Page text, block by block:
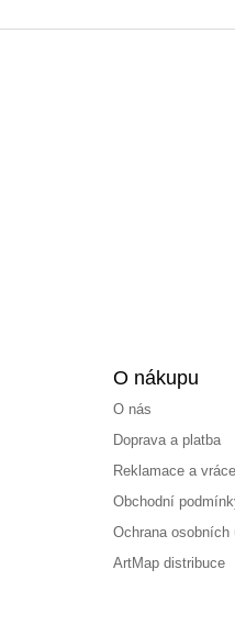
O nákupu
O nás
Doprava a platba
Reklamace a
Obchodní
Ochrana osobních
ArtMap distribuce